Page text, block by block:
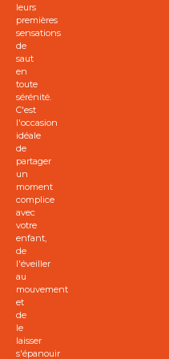
leurs
premières
sensations
de
saut
en
toute
sérénité.
C'est
l'occasion
idéale
de
partager
un
moment
complice
avec
votre
enfant,
de
l'éveiller
au
mouvement
et
de
le
laisser
s'épanouir